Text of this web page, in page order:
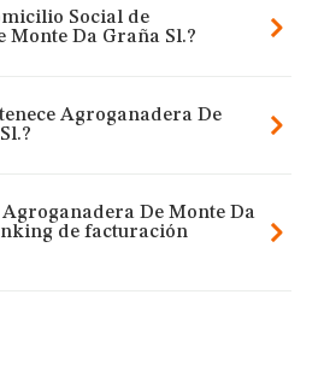
Social de
Monte Da Graña Sl.?
Agroganadera De
Agroganadera De Monte Da
de facturación